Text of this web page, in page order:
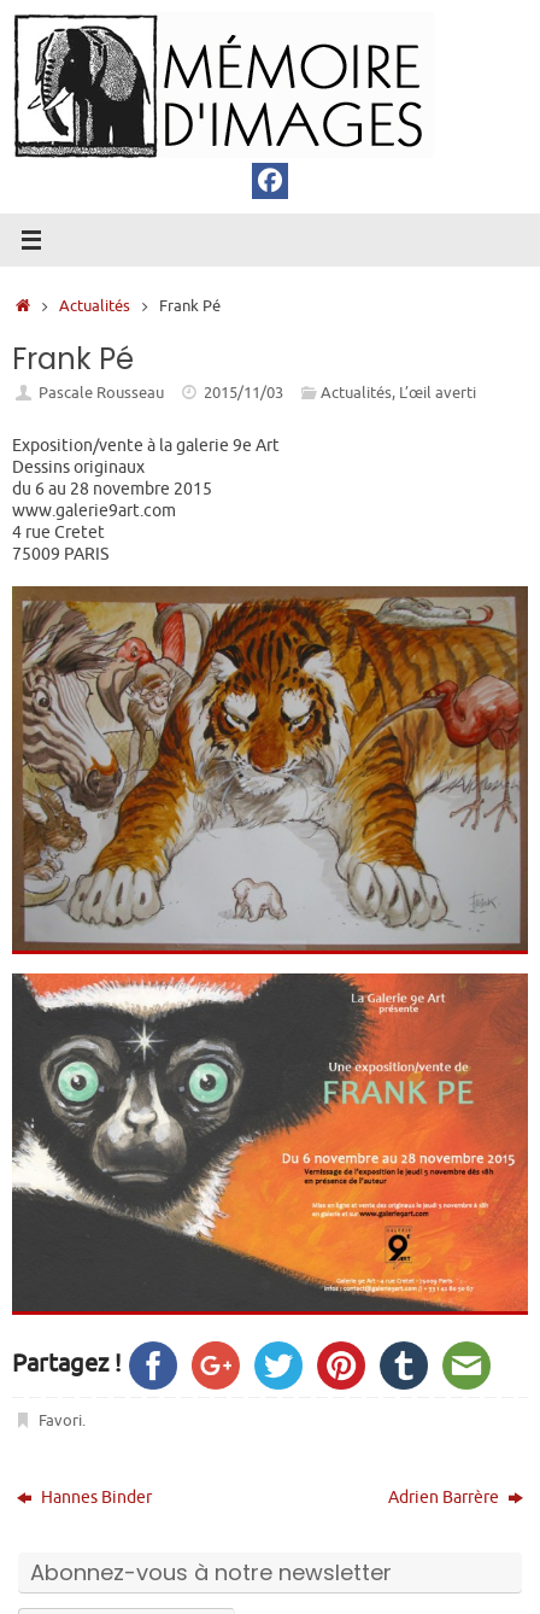
Passer
au
contenu
Accueil
Actualités Frank Pé
Frank Pé
Pascale Rousseau 2015/11/03 Actualités, L’œil averti
Exposition/vente à la galerie 9e Art
Dessins originaux
du 6 au 28 novembre 2015
www.galerie9art.com
4 rue Cretet
75009 PARIS
Partagez !
Favori.
Hannes Binder Adrien Barrère
Abonnez-vous à notre newsletter